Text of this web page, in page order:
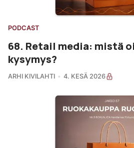
PODCAST
68. Retail media: mistä
kysymys?
ARHI KIVILAHTI 4. KESÄ 2026